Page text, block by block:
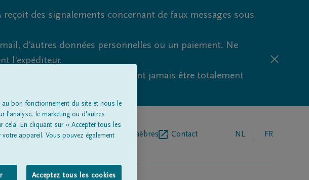
reçoit des signalements concernant de faux messages sous
d'autres données personnelles ou un paiement. Ne
l'expéditeur.
et de fraude ne peuvent jamais être totalement
de nousEntrepreneur de pompes funèbres Contact NL FR
bon fonctionnement du site et nous le
l'analyse, le marketing ou d'autres
En cliquant sur « Accepter tous les
appareil. Vous pouvez également
Acceptez tous les cookies